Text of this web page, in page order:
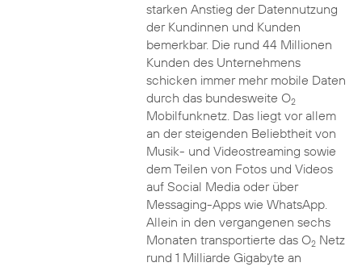
starken Anstieg der Datennutzung
der Kundinnen und Kunden
bemerkbar. Die rund 44 Millionen
Kunden des Unternehmens
schicken immer mehr mobile Daten
durch das bundesweite O2
Mobilfunknetz. Das liegt vor allem
an der steigenden Beliebtheit von
Musik- und Videostreaming sowie
dem Teilen von Fotos und Videos
auf Social Media oder über
Messaging-Apps wie WhatsApp.
Allein in den vergangenen sechs
Monaten transportierte das O2Netz
rund 1 Milliarde Gigabyte an